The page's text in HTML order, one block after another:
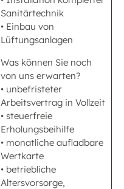
Sanitärtechnik
• Einbau von
Lüftungsanlagen
Was können Sie noch
von uns erwarten?
• unbefristeter
Arbeitsvertrag in Vollzeit
• steuerfreie
Erholungsbeihilfe
• monatliche aufladbare
Wertkarte
• betriebliche
Altersvorsorge,